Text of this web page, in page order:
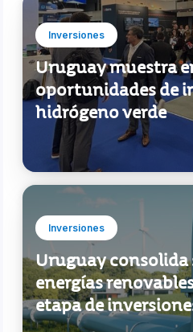
Uruguay muestra
oportunidades de
hidrógeno verde
Uruguay consolida
energías
etapa de